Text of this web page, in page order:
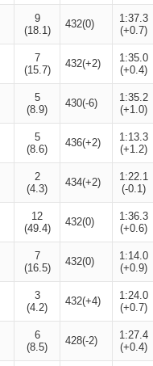
9
(18.1)
432(0)
1:37.3
(+0.7)
7
(15.7)
432(+2)
1:35.0
(+0.4)
5
(8.9)
430(-6)
1:35.2
(+1.0)
5
(8.6)
436(+2)
1:13.3
(+1.2)
2
(4.3)
434(+2)
1:22.1
(-0.1)
12
(49.4)
432(0)
1:36.3
(+0.6)
7
(16.5)
432(0)
1:14.0
(+0.9)
3
(4.2)
432(+4)
1:24.0
(+0.7)
6
(8.5)
428(-2)
1:27.4
(+0.4)